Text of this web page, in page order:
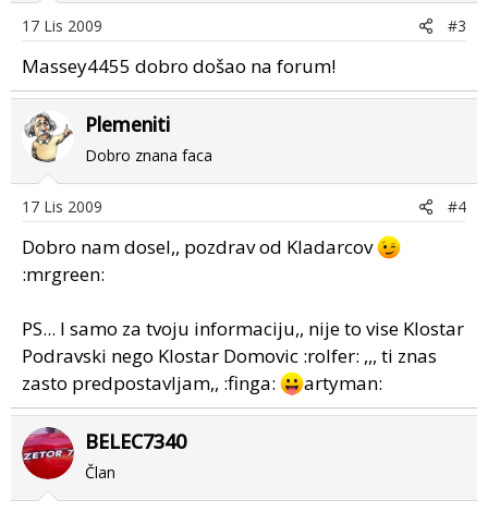
17 Lis 2009 #3
Massey4455 dobro došao na forum!
Plemeniti
Dobro znana faca
17 Lis 2009 #4
Dobro nam dosel,, pozdrav od Kladarcov
:mrgreen:
PS... I samo za tvoju informaciju,, nije to vise Klostar
Podravski nego Klostar Domovic :rolfer: ,,, ti znas
zasto predpostavljam,, :finga:
artyman:
BELEC7340
Član